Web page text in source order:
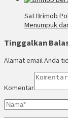
Sat Brimob
Menumpuk
Tinggalkan
Alamat email Anda
Komentar